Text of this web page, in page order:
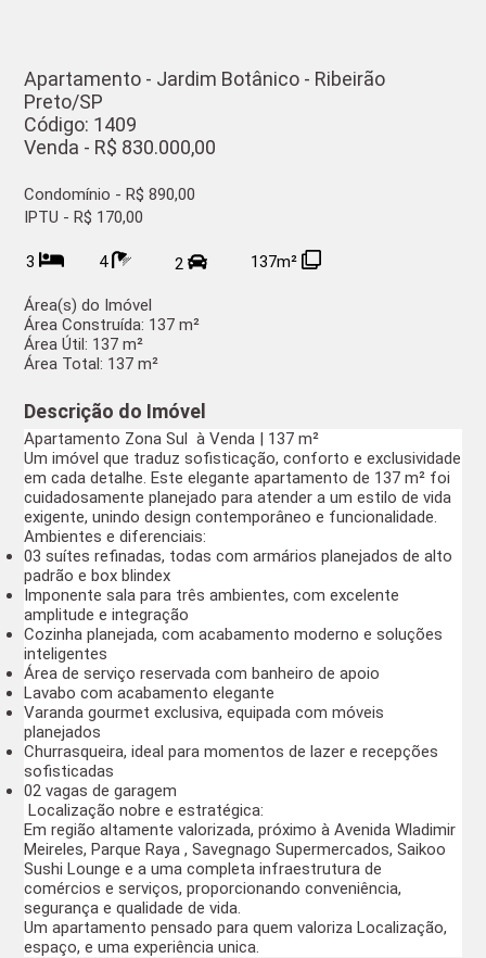
Apartamento - Jardim Botânico - Ribeirão
Preto/SP
Código: 1409
Venda - R$ 830.000,00
Condomínio - R$ 890,00
IPTU - R$ 170,00
3 4 2 137m²
Área(s) do Imóvel
Área Construída: 137 m²
Área Útil: 137 m²
Área Total: 137 m²
Descrição do Imóvel
Apartamento Zona Sul  à Venda | 137 m²
Um imóvel que traduz sofisticação, conforto e exclusividade
em cada detalhe. Este elegante apartamento de 137 m² foi
cuidadosamente planejado para atender a um estilo de vida
exigente, unindo design contemporâneo e funcionalidade.
Ambientes e diferenciais:
03 suítes refinadas, todas com armários planejados de alto
padrão e box blindex
Imponente sala para três ambientes, com excelente
amplitude e integração
Cozinha planejada, com acabamento moderno e soluções
inteligentes
Área de serviço reservada com banheiro de apoio
Lavabo com acabamento elegante
Varanda gourmet exclusiva, equipada com móveis
planejados
Churrasqueira, ideal para momentos de lazer e recepções
sofisticadas
02 vagas de garagem
Localização nobre e estratégica:
Em região altamente valorizada, próximo à Avenida Wladimir
Meireles, Parque Raya , Savegnago Supermercados, Saikoo
Sushi Lounge e a uma completa infraestrutura de
comércios e serviços, proporcionando conveniência,
segurança e qualidade de vida.
Um apartamento pensado para quem valoriza Localização,
espaço, e uma experiência unica.